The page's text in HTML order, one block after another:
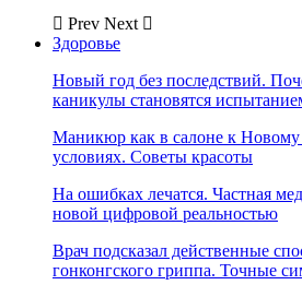
Prev Next
Здоровье
Новый год без последствий.
каникулы становятся
Маникюр как в салоне к
условиях. Советы красоты
На ошибках лечатся. Частная
новой цифровой реальностью
Врач подсказал действенные
гонконгского гриппа. Точные